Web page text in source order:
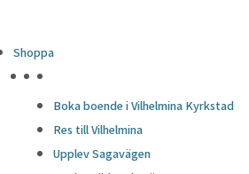
Shoppa
Boka boende i Vilhelmina Kyrkstad
Res till Vilhelmina
Upplev Sagavägen